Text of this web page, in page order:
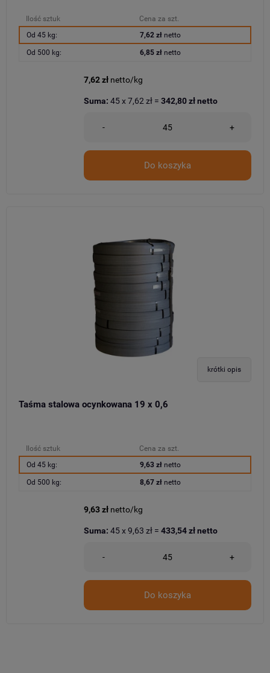
Ilość sztuk
Cena za szt.
Od 45 kg:
7,62 złnetto
Od 500 kg: 6,85 złnetto
7,62 zł netto/kg
- +
Do koszyka
Suma: 45x7,62 zł = 342,80 złnetto
krótki opis
Taśma stalowa ocynkowana 19 x 0,6
Ilość sztuk
Cena za szt.
Od 45 kg:
9,63 złnetto
Od 500 kg: 8,67 złnetto
9,63 zł netto/kg
- +
Do koszyka
Suma: 45x9,63 zł = 433,54 złnetto